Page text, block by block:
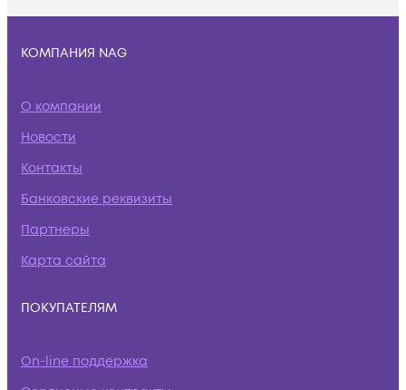
КОМПАНИЯ NAG
О компании
Новости
Контакты
Банковские реквизиты
Партнеры
Карта сайта
ПОКУПАТЕЛЯМ
On-line поддержка